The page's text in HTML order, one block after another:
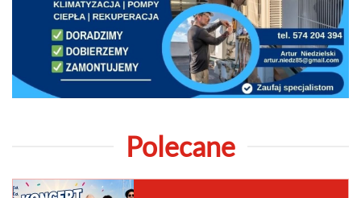
Polecane